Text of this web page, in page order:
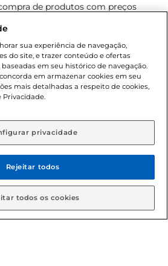
de produtos com preços
e condições são exclusivos para
durante o dia de hoje, podendo
notificação. Proibida a venda
menores de 18 anos, conforme
inciso II (Estatuto da Criança e do
condições exclusivos para o
para as compras on-line é de
Todos os direitos
Gbarbosa.
sua experiência de navegação,
do site, e trazer conteúdo e ofertas
em seu histórico de navegação.
em armazenar cookies em seu
mais detalhadas a respeito de cookies,
Privacidade.
privacidade
Rejeitar todos
todos os cookies